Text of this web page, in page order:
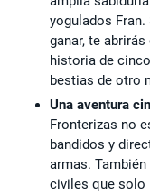
yogulados
ganar, te
historia de
bestias de otro
Una aventura
Fronterizas no
bandidos y
armas.
civiles que solo